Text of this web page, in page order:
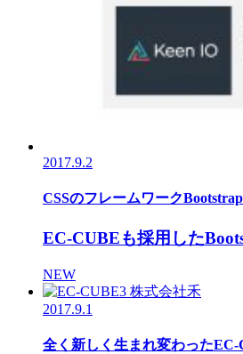
2017.9.2
CSSのフレームワークBootstrap
EC-CUBEも採用した
NEW
2017.9.1
全く新しく生まれ変わったEC-